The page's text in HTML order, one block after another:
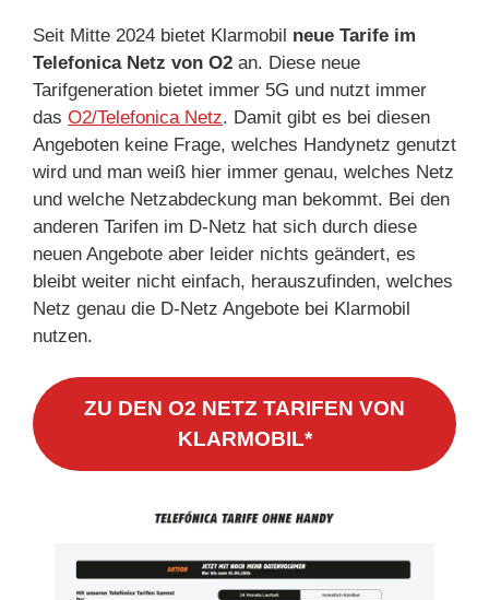
Seit Mitte 2024 bietet Klarmobil neue Tarife im
Telefonica Netz von O2 an. Diese neue
Tarifgeneration bietet immer 5G und nutzt immer
das O2/Telefonica Netz. Damit gibt es bei diesen
Angeboten keine Frage, welches Handynetz genutzt
wird und man weiß hier immer genau, welches Netz
und welche Netzabdeckung man bekommt. Bei den
anderen Tarifen im D-Netz hat sich durch diese
neuen Angebote aber leider nichts geändert, es
bleibt weiter nicht einfach, herauszufinden, welches
Netz genau die D-Netz Angebote bei Klarmobil
nutzen.
ZU DEN O2 NETZ TARIFEN VON
KLARMOBIL*